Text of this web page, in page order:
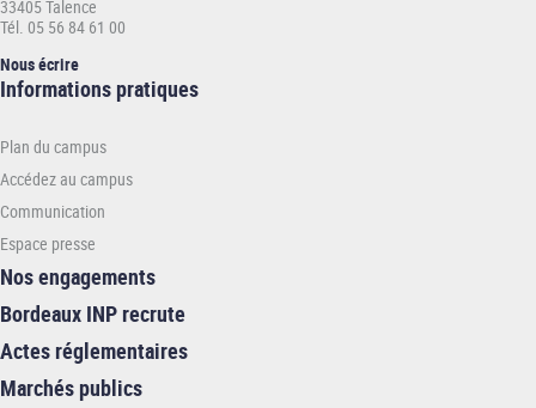
33405 Talence
Tél. 05 56 84 61 00
Nous écrire
Informations
INP
Informations pratiques
Plan du campus
Accédez au campus
Communication
Espace presse
Nos engagements
Bordeaux INP recrute
Actes réglementaires
Marchés publics